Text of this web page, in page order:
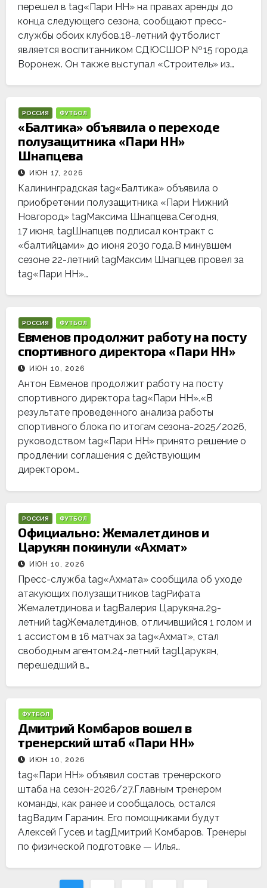
перешел в tag«Пари НН» на правах аренды до
конца следующего сезона, сообщают пресс-
службы обоих клубов.18-летний футболист
является воспитанником СДЮСШОР № 15 города
Воронеж. Он также выступал «Строитель» из…
РОССИЯ ФУТБОЛ
«Балтика» объявила о переходе
полузащитника «Пари НН»
Шнапцева
ИЮН 17, 2026
Калининградская tag«Балтика» объявила о
приобретении полузащитника «Пари Нижний
Новгород» tagМаксима Шнапцева.Сегодня,
17 июня, tagШнапцев подписал контракт с
«балтийцами» до июня 2030 года.В минувшем
сезоне 22-летний tagМаксим Шнапцев провел за
tag«Пари НН»…
РОССИЯ ФУТБОЛ
Евменов продолжит работу на посту
спортивного директора «Пари НН»
ИЮН 10, 2026
Антон Евменов продолжит работу на посту
спортивного директора tag«Пари НН».«В
результате проведенного анализа работы
спортивного блока по итогам сезона-2025/2026,
руководством tag«Пари НН» принято решение о
продлении соглашения с действующим
директором…
РОССИЯ ФУТБОЛ
Официально: Жемалетдинов и
Царукян покинули «Ахмат»
ИЮН 10, 2026
Пресс-служба tag«Ахмата» сообщила об уходе
атакующих полузащитников tagРифата
Жемалетдинова и tagВалерия Царукяна.29-
летний tagЖемалетдинов, отличившийся 1 голом и
1 ассистом в 16 матчах за tag«Ахмат», стал
свободным агентом.24-летний tagЦарукян,
перешедший в…
ФУТБОЛ
Дмитрий Комбаров вошел в
тренерский штаб «Пари НН»
ИЮН 10, 2026
tag«Пари НН» объявил состав тренерского
штаба на сезон-2026/27.Главным тренером
команды, как ранее и сообщалось, остался
tagВадим Гаранин. Его помощниками будут
Алексей Гусев и tagДмитрий Комбаров. Тренеры
по физической подготовке — Илья…